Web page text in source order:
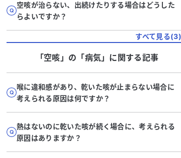
空咳が治らない、出続けたりする場合はどうした
らよいですか？
すべて見る(3)
「空咳」 の「病気」に関する記事
喉に違和感があり、乾いた咳が止まらない場合に
考えられる原因は何ですか？
熱はないのに乾いた咳が続く場合に、考えられる
原因はありますか？